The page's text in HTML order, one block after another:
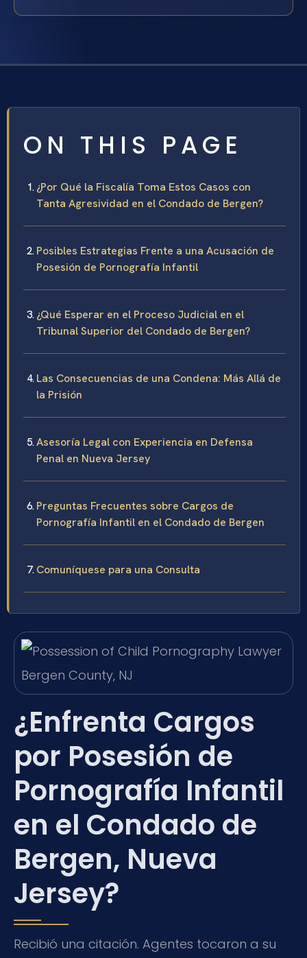
ON THIS PAGE
¿Por Qué la Fiscalía Toma Estos Casos con
Tanta Agresividad en el Condado de Bergen?
Posibles Estrategias Frente a una Acusación de
Posesión de Pornografía Infantil
¿Qué Esperar en el Proceso Judicial en el
Tribunal Superior del Condado de Bergen?
Las Consecuencias de una Condena: Más Allá de
la Prisión
Asesoría Legal con Experiencia en Defensa
Penal en Nueva Jersey
Preguntas Frecuentes sobre Cargos de
Pornografía Infantil en el Condado de Bergen
Comuníquese para una Consulta
¿Enfrenta Cargos
por Posesión de
Pornografía Infantil
en el Condado de
Bergen, Nueva
Jersey?
Recibió una citación. Agentes tocaron a su